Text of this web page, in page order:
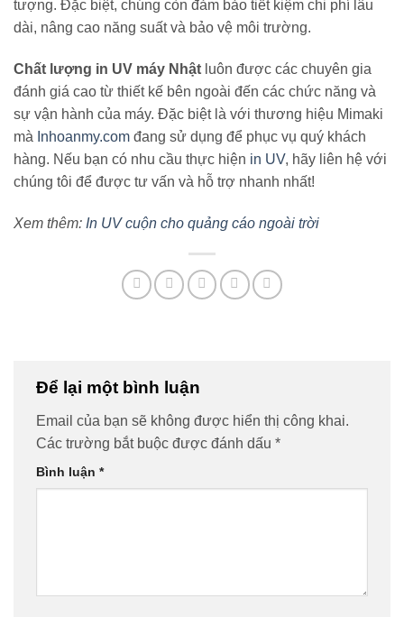
tượng. Đặc biệt, chúng còn đảm bảo tiết kiệm chi phí lâu
dài, nâng cao năng suất và bảo vệ môi trường.
Chất lượng in UV máy Nhật luôn được các chuyên gia
đánh giá cao từ thiết kế bên ngoài đến các chức năng và
sự vận hành của máy. Đặc biệt là với thương hiệu Mimaki
mà Inhoanmy.com đang sử dụng để phục vụ quý khách
hàng. Nếu bạn có nhu cầu thực hiện in UV, hãy liên hệ với
chúng tôi để được tư vấn và hỗ trợ nhanh nhất!
Xem thêm: In UV cuộn cho quảng cáo ngoài trời
Để lại một bình luận
Email của bạn sẽ không được hiển thị công khai.
Các trường bắt buộc được đánh dấu *
Bình luận *